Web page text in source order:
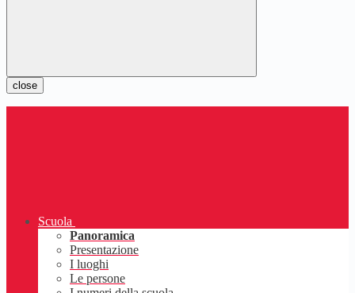
close
Scuola
Panoramica
Presentazione
I luoghi
Le persone